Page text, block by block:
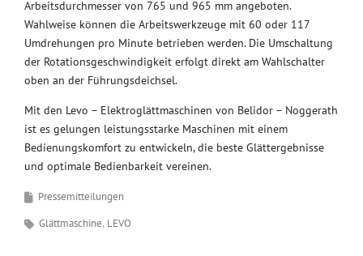
Arbeitsdurchmesser von 765 und 965 mm angeboten.
Wahlweise können die Arbeitswerkzeuge mit 60 oder 117
Umdrehungen pro Minute betrieben werden. Die Umschaltung
der Rotationsgeschwindigkeit erfolgt direkt am Wahlschalter
oben an der Führungsdeichsel.
Mit den Levo – Elektroglättmaschinen von Belidor – Noggerath
ist es gelungen leistungsstarke Maschinen mit einem
Bedienungskomfort zu entwickeln, die beste Glättergebnisse
und optimale Bedienbarkeit vereinen.
Pressemitteilungen
Glättmaschine LEVO